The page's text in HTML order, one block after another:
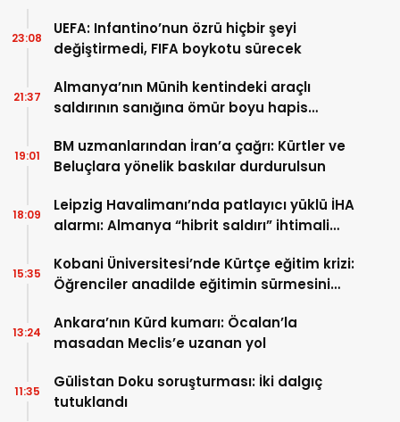
UEFA: Infantino’nun özrü hiçbir şeyi
değiştirmedi, FIFA boykotu sürecek
23:08
Almanya’nın Münih kentindeki araçlı
saldırının sanığına ömür boyu hapis
21:37
BM uzmanlarından İran’a çağrı: Kürtler ve
Beluçlara yönelik baskılar durdurulsun
19:01
Leipzig Havalimanı’nda patlayıcı yüklü İHA
alarmı: Almanya “hibrit saldırı” ihtimali
18:09
Kobani Üniversitesi’nde Kürtçe eğitim krizi:
Öğrenciler anadilde eğitimin sürmesini
15:35
Ankara’nın Kürd kumarı: Öcalan’la
masadan Meclis’e uzanan yol
13:24
Gülistan Doku soruşturması: İki dalgıç
tutuklandı
11:35